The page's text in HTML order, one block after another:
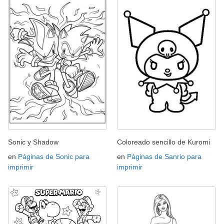
Sonic y Shadow
en Páginas de Sonic para
imprimir
Coloreado sencillo de Kuromi
en Páginas de Sanrio para
imprimir